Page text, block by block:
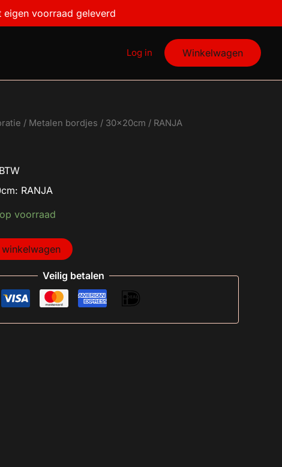
voorraad geleverd
Log in Winkelwagen
/ Metalen bordjes / 30x20cm / RANJA
RANJA
voorraad
Veilig betalen